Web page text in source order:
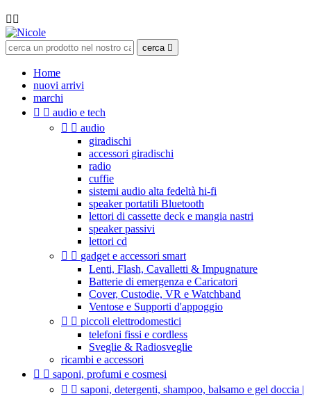

cerca 
Home
nuovi arrivi
marchi
  audio e tech
  audio
giradischi
accessori giradischi
radio
cuffie
sistemi audio alta fedeltà hi-fi
speaker portatili Bluetooth
lettori di cassette deck e mangia nastri
speaker passivi
lettori cd
  gadget e accessori smart
Lenti, Flash, Cavalletti & Impugnature
Batterie di emergenza e Caricatori
Cover, Custodie, VR e Watchband
Ventose e Supporti d'appoggio
  piccoli elettrodomestici
telefoni fissi e cordless
Sveglie & Radiosveglie
ricambi e accessori
  saponi, profumi e cosmesi
  saponi, detergenti, shampoo, balsamo e gel doccia |